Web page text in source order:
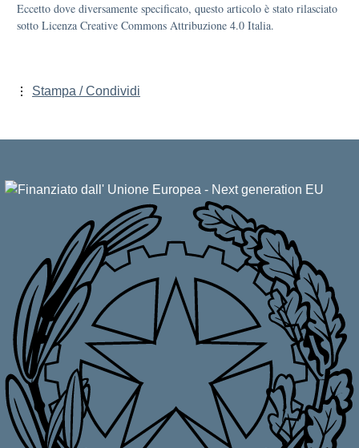
Eccetto dove diversamente specificato, questo articolo è stato rilasciato
sotto Licenza Creative Commons Attribuzione 4.0 Italia.
Stampa / Condividi